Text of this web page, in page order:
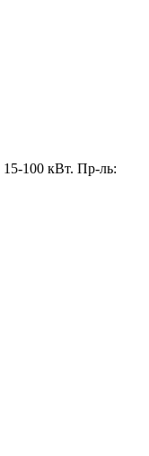
100 кВт. Пр-ль: